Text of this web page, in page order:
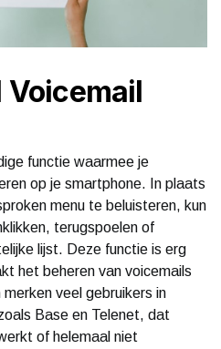
Voicemail
functie waarmee je
op je smartphone. In plaats
menu te beluisteren, kun
terugspoelen of
lijst. Deze functie is erg
het beheren van voicemails
veel gebruikers in
Base en Telenet, dat
of helemaal niet